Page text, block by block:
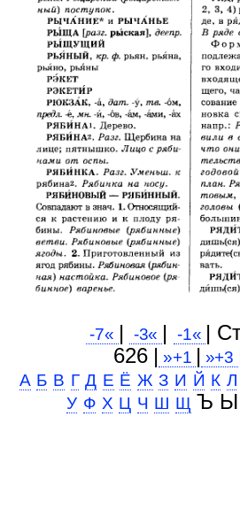
-7« | -3« | -1« |
626 | »+1 | »+3
А Б В Г Д Е Ё Ж З И Й К Л
У Ф Х Ц Ч Ш Щ Ъ Ы